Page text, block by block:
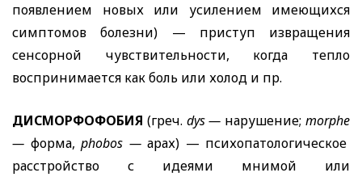
появлением новых или усилением имеющихся
симптомов болезни) — приступ извращения
сенсорной чувствительности, когда тепло
воспринимается как боль или холод и пр.
ДИСМОРФОФОБИЯ (греч. dys— нарушение;morphe
— форма,phobos —арах) — психопатологическое
расстройство с идеями мнимой или